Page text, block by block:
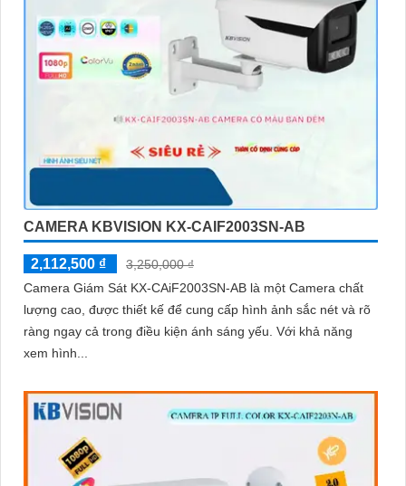
CAMERA KBVISION KX-CAIF2003SN-AB
2,112,500 ₫
3,250,000 ₫
Camera Giám Sát KX-CAiF2003SN-AB là một Camera chất
lượng cao, được thiết kế để cung cấp hình ảnh sắc nét và rõ
ràng ngay cả trong điều kiện ánh sáng yếu. Với khả năng
xem hình...